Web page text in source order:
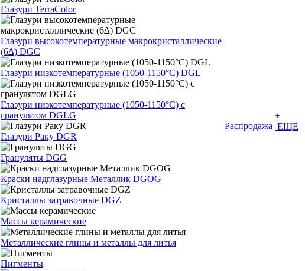
Глазури TerraColor
Глазури высокотемпературные макрокристаллические
(6∆) DGC
Глазури низкотемпературные (1050-1150°С) DGL
Глазури низкотемпературные (1050-1150°С) с
гранулятом DGLG
Глазури Раку DGR
Грануляты DGG
Краски надглазурные Металлик DGOG
Кристаллы затравочные DGZ
Массы керамические
Металлические глины и металлы для литья
Пигменты
Распродажа
+
ЕЩЕ